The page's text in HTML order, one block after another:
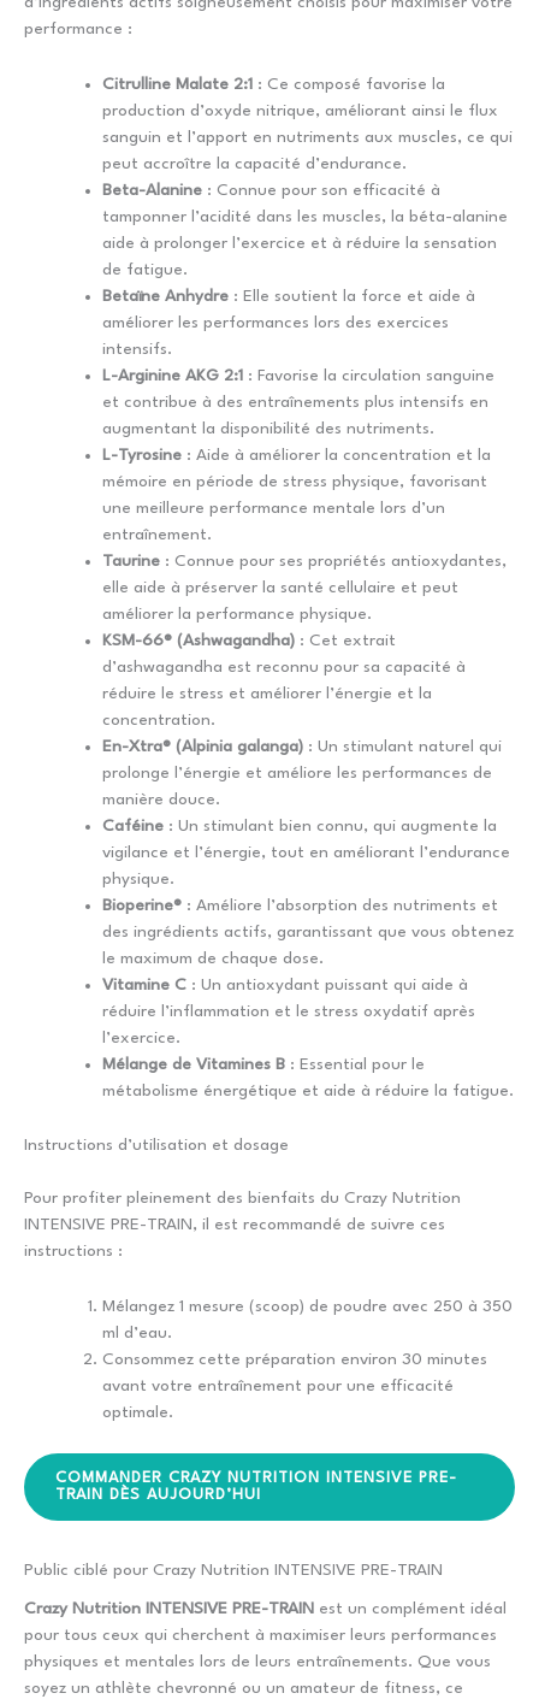
performance :
Citrulline Malate 2:1 : Ce composé favorise la
production d’oxyde nitrique, améliorant ainsi le flux
sanguin et l’apport en nutriments aux muscles, ce qui
peut accroître la capacité d’endurance.
Beta-Alanine : Connue pour son efficacité à
tamponner l’acidité dans les muscles, la béta-alanine
aide à prolonger l’exercice et à réduire la sensation
de fatigue.
Betaïne Anhydre : Elle soutient la force et aide à
améliorer les performances lors des exercices
intensifs.
L-Arginine AKG 2:1 : Favorise la circulation sanguine
et contribue à des entraînements plus intensifs en
augmentant la disponibilité des nutriments.
L-Tyrosine : Aide à améliorer la concentration et la
mémoire en période de stress physique, favorisant
une meilleure performance mentale lors d’un
entraînement.
Taurine : Connue pour ses propriétés antioxydantes,
elle aide à préserver la santé cellulaire et peut
améliorer la performance physique.
KSM-66® (Ashwagandha) : Cet extrait
d’ashwagandha est reconnu pour sa capacité à
réduire le stress et améliorer l’énergie et la
concentration.
En-Xtra® (Alpinia galanga) : Un stimulant naturel qui
prolonge l’énergie et améliore les performances de
manière douce.
Caféine : Un stimulant bien connu, qui augmente la
vigilance et l’énergie, tout en améliorant l’endurance
physique.
Bioperine® : Améliore l’absorption des nutriments et
des ingrédients actifs, garantissant que vous obtenez
le maximum de chaque dose.
Vitamine C : Un antioxydant puissant qui aide à
réduire l’inflammation et le stress oxydatif après
l’exercice.
Mélange de Vitamines B : Essential pour le
métabolisme énergétique et aide à réduire la fatigue.
Instructions d’utilisation et dosage
Pour profiter pleinement des bienfaits du Crazy Nutrition
INTENSIVE PRE-TRAIN, il est recommandé de suivre ces
instructions :
Mélangez 1 mesure (scoop) de poudre avec 250 à 350
ml d’eau.
Consommez cette préparation environ 30 minutes
avant votre entraînement pour une efficacité
optimale.
COMMANDER CRAZY NUTRITION INTENSIVE PRE-
TRAIN DÈS AUJOURD’HUI
Public ciblé pour Crazy Nutrition INTENSIVE PRE-TRAIN
Crazy Nutrition INTENSIVE PRE-TRAIN est un complément idéal
pour tous ceux qui cherchent à maximiser leurs performances
physiques et mentales lors de leurs entraînements. Que vous
soyez un athlète chevronné ou un amateur de fitness, ce